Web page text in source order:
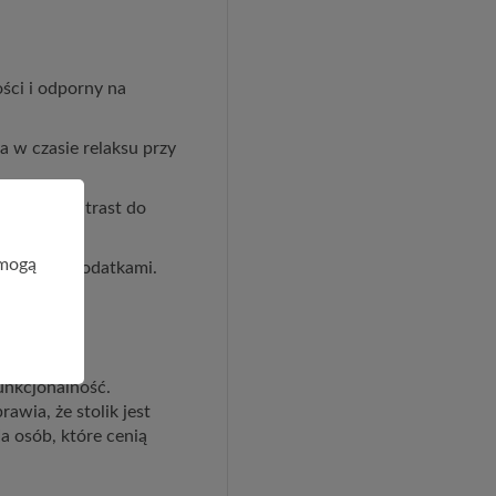
i odporny na
w czasie relaksu przy
kontrast do
i dodatkami.
że stolik jest
osób, które cenią